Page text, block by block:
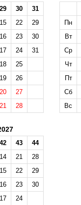
29 30
31
15 22
29
16 23
30
17 24
31
18
25
19
26
20
27
21 28
Пн
Вт
Ср
Чт
Пт
Сб
Вс
42 43
44
14 21
28
15 22
29
16 23
30
17 24